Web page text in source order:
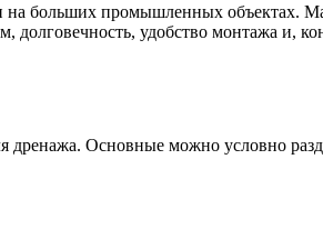
на больших промышленных объектах.
долговечность, удобство монтажа и,
Основные можно условно